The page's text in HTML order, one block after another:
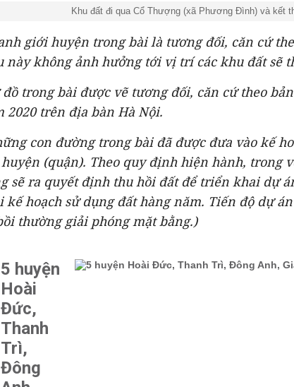
Khu đất đi qua Cổ Thượng (xã Phương Đình) và kết
giới huyện trong bài là tương đối, căn cứ
này không ảnh hưởng tới vị trí các khu đất sẽ
đồ trong bài được vẽ tương đối, căn cứ theo
2020 trên địa bàn Hà Nội.
con đường trong bài đã được đưa vào kế
huyện (quận). Theo quy định hiện hành, trong
sẽ ra quyết định thu hồi đất để triển khai dự
kế hoạch sử dụng đất hàng năm. Tiến độ dự
thường giải phóng mặt bằng.)
5 huyện
Hoài
Đức,
Thanh
Trì,
Đông